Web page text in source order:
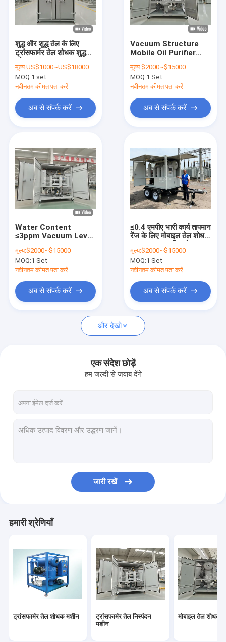
उत्पादों
हमारे बारे में
कारखाना भ्रमण
समाचार
एक उद्धरण की विनती करे
ट्रांसफार्मर तेल शोधक मशीन
ल्यूब तेल शोधक
केन्द्रापसारक तेल शोधक
ईंधन तेल शोधक
औद्योगिक तेल निस्पंदन प्रणाली
तेल परीक्षण उपकरण
शुद्ध और शुद्ध तेल के लिए
ट्रांसफार्मर तेल शोधक शुद्धता
मूल्य:US$1000~US$18000
MOQ:1 set
नवीनतम कीमत पता करें
अब से संपर्क करें
Vacuum Structure
Mobile Oil Purifier
≤3ppm and Pressure
≤0.4 Mpa
मूल्य:$2000~$15000
MOQ:1 Set
नवीनतम कीमत पता करें
अब से संपर्क करें
Water Content
≤3ppm Vacuum Level
Device of Mobile Oil
Purifier with Design
and Performance
मूल्य:$2000~$15000
MOQ:1 Set
नवीनतम कीमत पता करें
अब से संपर्क करें
≤0.4 एमपीए भारी कार्य तापमान
रेंज के लिए मोबाइल तेल शोधक
संचालन मोड
मूल्य:$2000~$15000
MOQ:1 Set
नवीनतम कीमत पता करें
अब से संपर्क करें
और देखो
एक संदेश छोड़ें
हम जल्दी से जवाब देंगे
जारी रखें
हमारी श्रेणियाँ
ट्रांसफार्मर तेल शोधक मशीन
ट्रांसफार्मर तेल निस्पंदन
मशीन
मोबाइल तेल शोधक